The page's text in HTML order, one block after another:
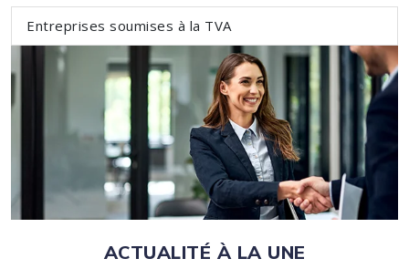
Entreprises soumises à la TVA
ACTUALITÉ À LA UNE